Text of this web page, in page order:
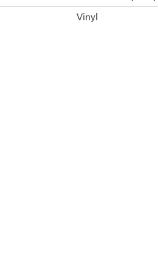
Vinyl